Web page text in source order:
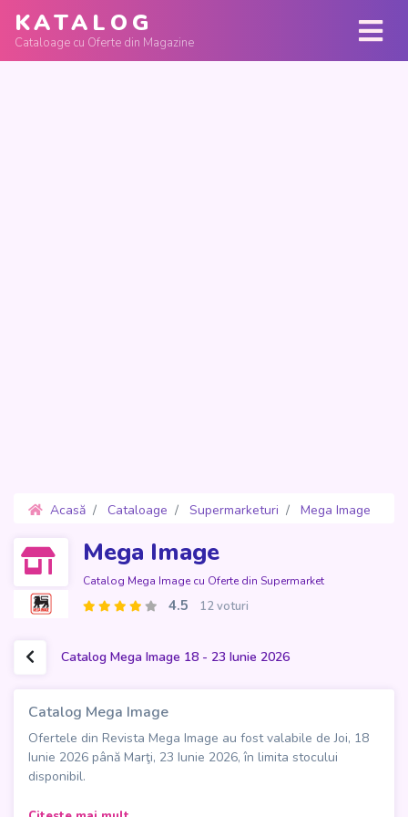
KATALOG
Cataloage cu Oferte din Magazine
Acasă Cataloage Supermarketuri
Mega Image
Mega Image
Catalog Mega Image cu Oferte din Supermarket
4.5 12 voturi
Catalog Mega Image 18 - 23 Iunie 2026
Catalog Mega Image
Ofertele din Revista Mega Image au fost valabile de Joi, 18
Iunie 2026 până Marţi, 23 Iunie 2026, în limita stocului
disponibil.
Noul Catalog Mega Image aduce 24 de pagini cu oferte